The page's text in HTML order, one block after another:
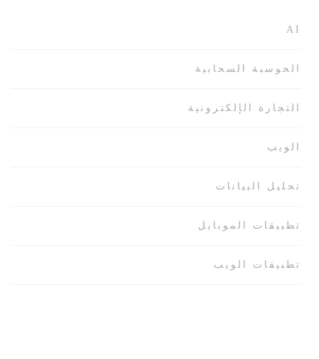
AI
الحوسبة السحابية
التجارة الإلكترونية
الويب
تحليل البيانات
تطبيقات الموبايل
تطبيقات الويب